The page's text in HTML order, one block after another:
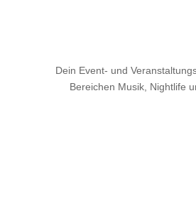
Dein Event- und
Bereichen Musik, Nightlife